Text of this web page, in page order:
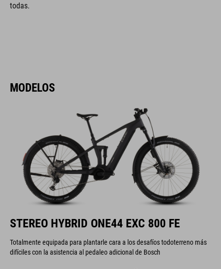
todas.
MODELOS
STEREO HYBRID ONE44 EXC 800 FE
Totalmente equipada para plantarle cara a los desafíos todoterreno más
difíciles con la asistencia al pedaleo adicional de Bosch